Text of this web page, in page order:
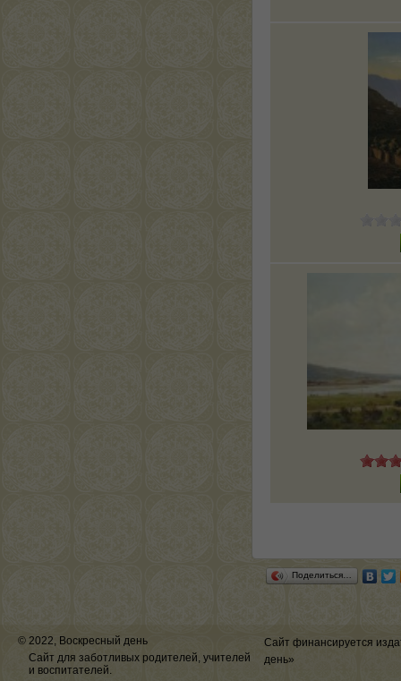
Поделиться…
© 2022, Воскресный день
Сайт для заботливых родителей, учителей
и воспитателей.
Сайт финансируется
день»